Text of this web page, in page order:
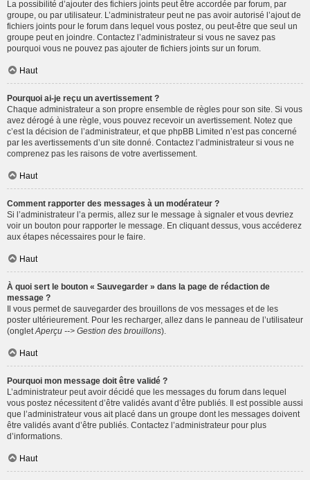
La possibilité d’ajouter des fichiers joints peut être accordée par forum, par
groupe, ou par utilisateur. L’administrateur peut ne pas avoir autorisé l’ajout de
fichiers joints pour le forum dans lequel vous postez, ou peut-être que seul un
groupe peut en joindre. Contactez l’administrateur si vous ne savez pas
pourquoi vous ne pouvez pas ajouter de fichiers joints sur un forum.
Haut
Pourquoi ai-je reçu un avertissement ?
Chaque administrateur a son propre ensemble de règles pour son site. Si vous
avez dérogé à une règle, vous pouvez recevoir un avertissement. Notez que
c’est la décision de l’administrateur, et que phpBB Limited n’est pas concerné
par les avertissements d’un site donné. Contactez l’administrateur si vous ne
comprenez pas les raisons de votre avertissement.
Haut
Comment rapporter des messages à un modérateur ?
Si l’administrateur l’a permis, allez sur le message à signaler et vous devriez
voir un bouton pour rapporter le message. En cliquant dessus, vous accéderez
aux étapes nécessaires pour le faire.
Haut
À quoi sert le bouton « Sauvegarder » dans la page de rédaction de
message ?
Il vous permet de sauvegarder des brouillons de vos messages et de les
poster ultérieurement. Pour les recharger, allez dans le panneau de l’utilisateur
(onglet Aperçu --> Gestion des brouillons).
Haut
Pourquoi mon message doit être validé ?
L’administrateur peut avoir décidé que les messages du forum dans lequel
vous postez nécessitent d’être validés avant d’être publiés. Il est possible aussi
que l’administrateur vous ait placé dans un groupe dont les messages doivent
être validés avant d’être publiés. Contactez l’administrateur pour plus
d’informations.
Haut